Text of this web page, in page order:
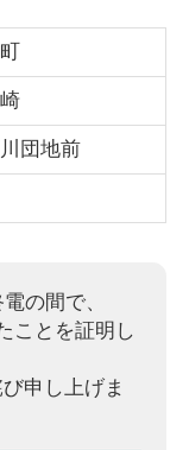
団地前
の間で、
ことを証明し
申し上げま